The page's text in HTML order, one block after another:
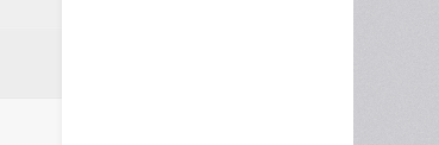
Aplicaciones para
Guía completa para